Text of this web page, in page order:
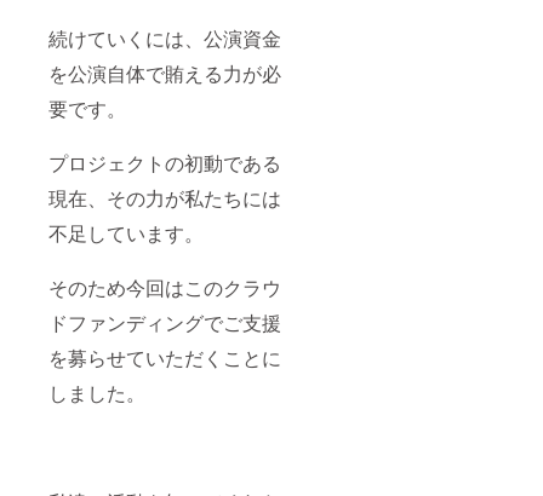
続けていくには、公演資金
を公演自体で賄える力が必
要です。
プロジェクトの初動である
現在、その力が私たちには
不足しています。
そのため今回はこのクラウ
ドファンディングでご支援
を募らせていただくことに
しました。